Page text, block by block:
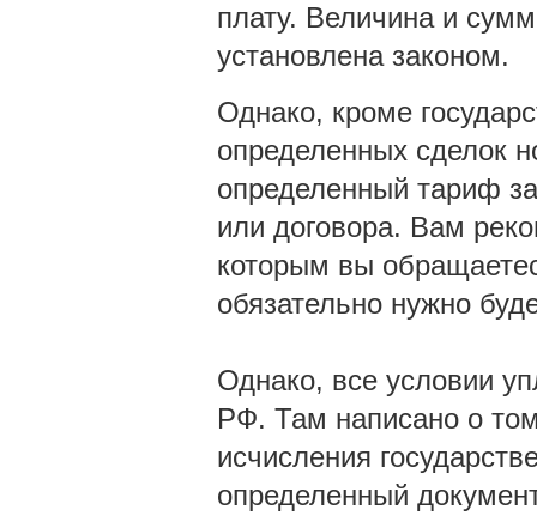
плату. Величина и
установлена законом.
Однако, кроме
определенных сделок
определенный тариф
или договора. Вам
которым вы
обязательно нужно
Однако, все условии
РФ. Там написано о
исчисления
определенный